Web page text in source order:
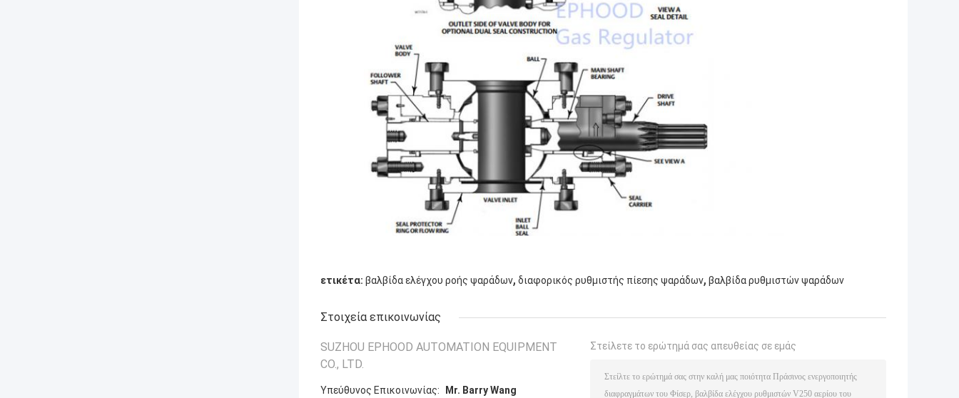
ετικέτα: βαλβίδα ελέγχου ροής ψαράδων, διαφορικός ρυθμιστής πίεσης ψαράδων, βαλβίδα ρυθμιστών ψαράδων
Στοιχεία επικοινωνίας
SUZHOU EPHOOD AUTOMATION EQUIPMENT
CO., LTD.
Υπεύθυνος Επικοινωνίας:
Mr. Barry Wang
Στείλετε το ερώτημά σας απευθείας σε εμάς